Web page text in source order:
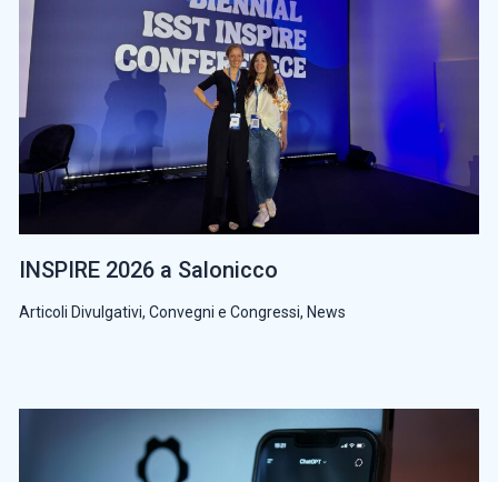
INSPIRE 2026 a Salonicco
Articoli Divulgativi, Convegni e Congressi, News